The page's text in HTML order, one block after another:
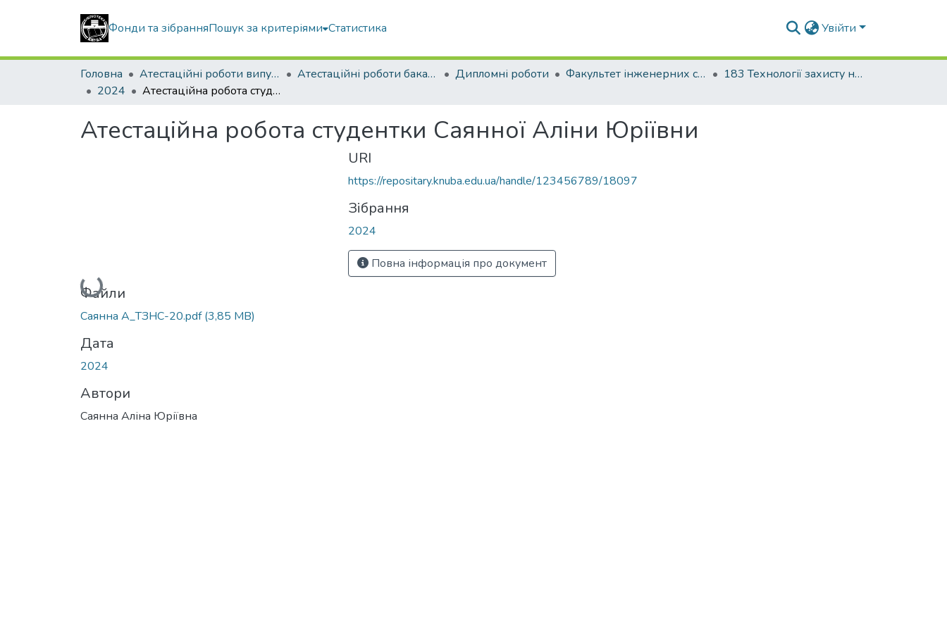
Фонди та зібранняПошук за критеріями Статистика Увійти
Головна Атестаційні роботи випускників Атестаційні роботи бакалаврів Дипломні роботи Факультет інженерних систем та екології
183 Технології захисту навколишнього середовища
2024
Атестаційна робота студентки Саянної Аліни Юріївни
Атестаційна робота студентки Саянної Аліни Юріївни
Вантажиться...
Файли
Саянна А_ТЗНС-20.pdf(3,85 MB)
Дата
2024
Автори
Саянна Аліна Юріївна
URI
https://repositary.knuba.edu.ua/handle/123456789/18097
Зібрання
2024
Повна інформація про документ